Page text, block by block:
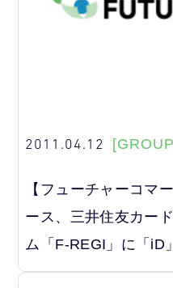
2011.04.12
【フューチャーコマ
ース、三井住友カー
ム「F-REGI」に「iD